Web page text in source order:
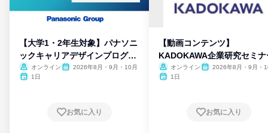
【大学1・2年生対象】パナソニ
ックキャリアデザインプログラ
ム
オンライン
2026年8月・9月・10月
1日
お気に入り
【動画コンテンツ】
KADOKAWA企業研究セミナ
オンライン
2026年8月・9月・
1日
お気に入り